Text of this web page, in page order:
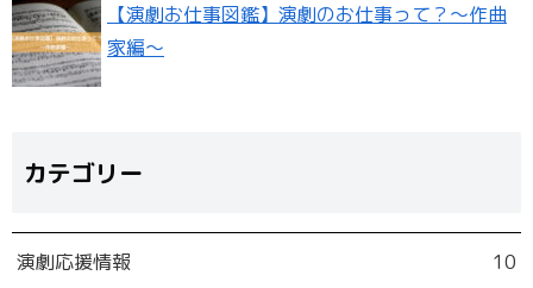
【演劇お仕事図鑑】演劇のお仕事って？〜作曲
家編〜
カテゴリー
演劇応援情報 10